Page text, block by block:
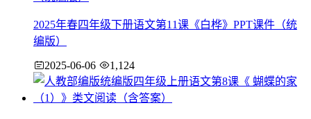
2025年春四年级下册语文第11课《白桦》PPT课件（统
编版）
2025-06-06 1,124